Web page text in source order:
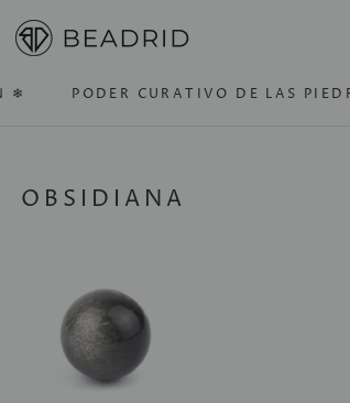
❄
PODER CURATIVO DE LAS
OBSIDIANA